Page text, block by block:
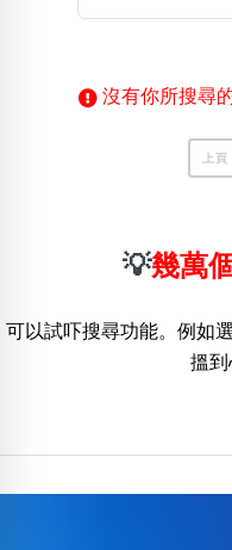
幸運號分類
幸運分類
基本分類
生日分類
沒有你所搜尋
上頁
💡幾萬
可以試吓搜尋功能。例如
搵到